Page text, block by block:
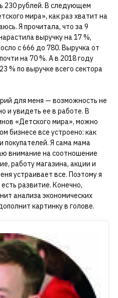
230 рублей. В следующем
мира», как раз хватит на
Я прочитала, что за 9
выручку на 17 %,
с 666 до 780. Выручка от
на 70 %. А в 2018 году
% по выручке всего сектора
для меня — возможность не
и увидеть ее в работе. В
«Детского мира», можно
бизнесе все устроено: как
покупателей. Я сама мама
внимание на соотношение
работу магазина, акции и
устраивает все. Поэтому я
развитие. Конечно,
анализа экономических
картинку в голове.